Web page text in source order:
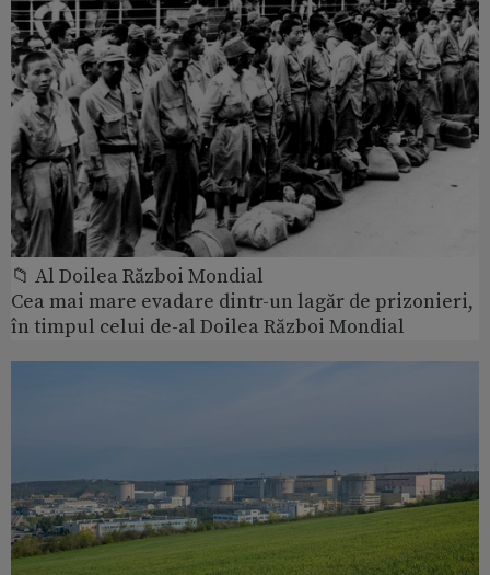
📁 Al Doilea Război Mondial
Cea mai mare evadare dintr-un lagăr de prizonieri,
în timpul celui de-al Doilea Război Mondial